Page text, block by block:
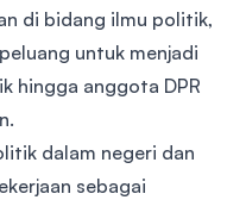
di bidang ilmu politik,
untuk menjadi
hingga anggota DPR
dalam negeri dan
sebagai